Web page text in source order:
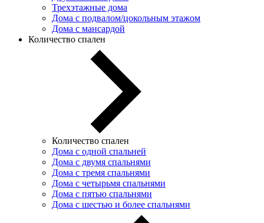
Трехэтажные дома
Дома с подвалом/цокольным этажом
Дома с мансардой
Количество спален
Количество спален
Дома с одной спальней
Дома с двумя спальнями
Дома с тремя спальнями
Дома с четырьмя спальнями
Дома с пятью спальнями
Дома с шестью и более спальнями